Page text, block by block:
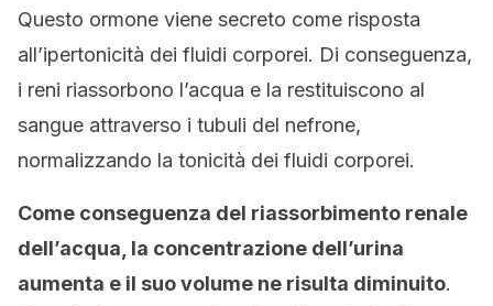
Questo ormone viene secreto come risposta
all’ipertonicità dei fluidi corporei. Di conseguenza,
i reni riassorbono l’acqua e la restituiscono al
sangue attraverso i tubuli del nefrone,
normalizzando la tonicità dei fluidi corporei.
Come conseguenza del riassorbimento renale
dell’acqua, la concentrazione dell’urina
aumenta e il suo volume ne risulta diminuito.